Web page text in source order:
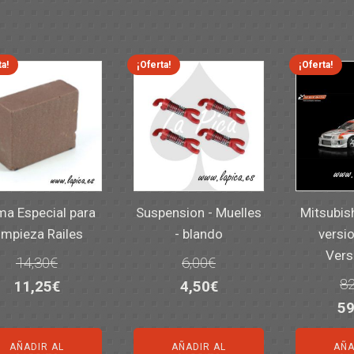
Especial para
Railes
14,30€
El
original
11,25€El
actual
AÑADIR AL
¡Oferta!
Suspension - Muelles
- blando
6,00€
El
original
4,50€El
actual
AÑADIR AL
¡Oferta!
El